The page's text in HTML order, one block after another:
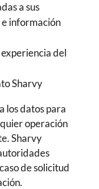
a sus
información
del
Sharvy
los datos para
operación
Sharvy
de solicitud